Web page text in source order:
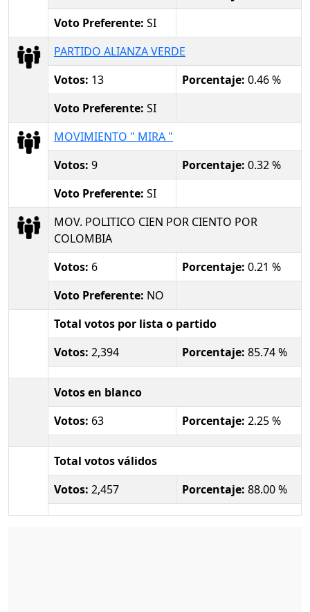
Voto Preferente: SI
PARTIDO ALIANZA VERDE
Votos: 13 Porcentaje: 0.46 %
Voto Preferente: SI
MOVIMIENTO " MIRA "
Votos: 9 Porcentaje: 0.32 %
Voto Preferente: SI
MOV. POLITICO CIEN POR CIENTO POR
COLOMBIA
Votos: 6 Porcentaje: 0.21 %
Voto Preferente: NO
Total votos por lista o partido
Votos: 2,394 Porcentaje: 85.74 %
Votos en blanco
Votos: 63 Porcentaje: 2.25 %
Total votos válidos
Votos: 2,457 Porcentaje: 88.00 %